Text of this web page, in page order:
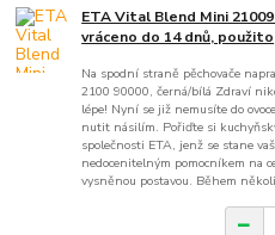
ETA Vital Blend Mini
vráceno do 14 dnů, použito
Na spodní straně pěchovače
2100 90000, černá/bílá Zdraví
lépe! Nyní se již nemusíte do
nutit násilím. Pořiďte si
společnosti ETA, jenž se stane
nedocenitelným pomocníkem na
vysněnou postavou. Během